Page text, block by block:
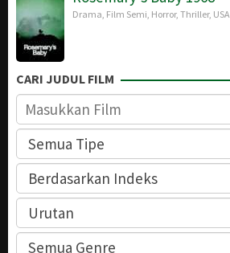
Drama Film Semi Horror, Thriller, USA
CARI JUDUL FILM